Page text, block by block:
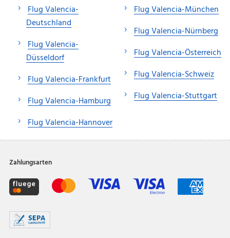
Flug Valencia-
Deutschland
Flug Valencia-
Düsseldorf
Flug Valencia-Frankfurt
Flug Valencia-Hamburg
Flug Valencia-Hannover
Flug Valencia-München
Flug Valencia-Nürnberg
Flug Valencia-Österreich
Flug Valencia-Schweiz
Flug Valencia-Stuttgart